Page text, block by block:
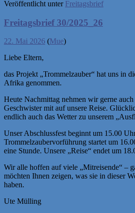
Veröffentlicht unter Freitagsbrief
Freitagsbrief 30/2025_26
22. Mai 2026 (Mue)
Liebe Eltern,
das Projekt „Trommelzauber“ hat uns in
Afrika genommen.
Heute Nachmittag nehmen wir gerne
Geschwister mit auf unsere Reise.
endlich auch das Wetter zu unserem
Unser Abschlussfest beginnt um 15.00
Trommelzaubervorführung startet um
eine Stunde. Unsere „Reise“ endet um
Wir alle hoffen auf viele „Mitreisende“ –
möchten Ihnen zeigen, was sie in dieser
haben.
Ute Mülling